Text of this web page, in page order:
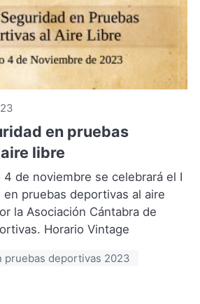
en pruebas
libre
4 de noviembre se celebrará el I
en pruebas deportivas al aire
la Asociación Cántabra de
Horario Vintage
pruebas deportivas 2023